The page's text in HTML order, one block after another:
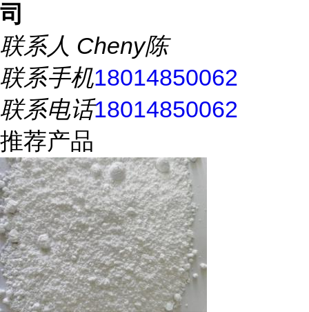
司
联系人 Cheny陈
联系手机18014850062
联系电话18014850062
推荐产品